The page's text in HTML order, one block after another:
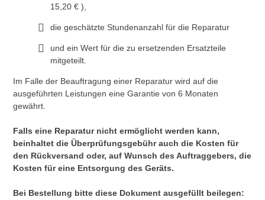
15,20 € ),
die geschätzte Stundenanzahl für die Reparatur
und ein Wert für die zu ersetzenden Ersatzteile
mitgeteilt.
Im Falle der Beauftragung einer Reparatur wird auf die
ausgeführten Leistungen eine Garantie von 6 Monaten
gewährt.
Falls eine Reparatur nicht ermöglicht werden kann,
beinhaltet die Überprüfungsgebühr auch die Kosten für
den Rückversand oder, auf Wunsch des Auftraggebers, die
Kosten für eine Entsorgung des Geräts.
Bei Bestellung bitte diese Dokument ausgefüllt beilegen: